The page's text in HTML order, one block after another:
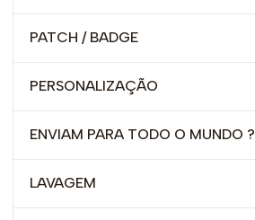
PATCH / BADGE
PERSONALIZAÇÃO
ENVIAM PARA TODO O MUNDO ?
LAVAGEM